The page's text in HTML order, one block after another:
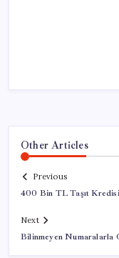
Other Articles
Previous
400 Bin TL Taşıt
Next
Bilinmeyen Numaralarla